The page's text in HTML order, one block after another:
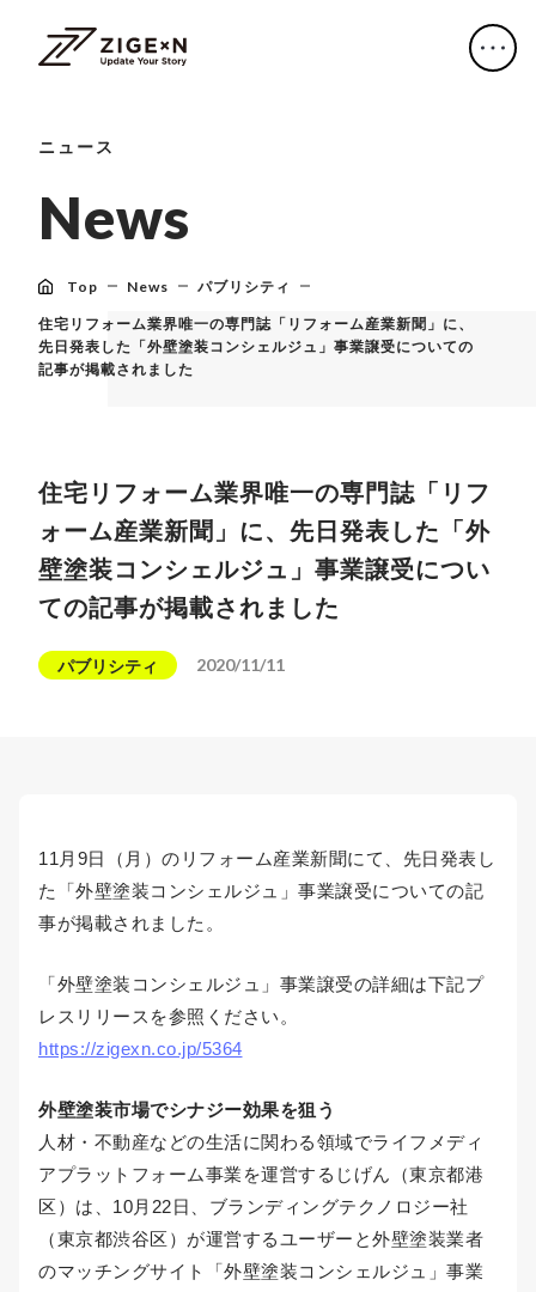
ニュース
News
Top News パブリシティ
住宅リフォーム業界唯一の専門誌「リフォーム産業新聞」に、
先日発表した「外壁塗装コンシェルジュ」事業譲受についての
記事が掲載されました
住宅リフォーム業界唯一の専門誌「リフ
ォーム産業新聞」に、先日発表した「外
壁塗装コンシェルジュ」事業譲受につい
ての記事が掲載されました
パブリシティ 2020/11/11
11月9日（月）のリフォーム産業新聞にて、先日発表し
た「外壁塗装コンシェルジュ」事業譲受についての記
事が掲載されました。
「外壁塗装コンシェルジュ」事業譲受の詳細は下記プ
レスリリースを参照ください。
https://zigexn.co.jp/5364
外壁塗装市場でシナジー効果を狙う
人材・不動産などの生活に関わる領域でライフメディ
アプラットフォーム事業を運営するじげん（東京都港
区）は、10月22日、ブランディングテクノロジー社
（東京都渋谷区）が運営するユーザーと外壁塗装業者
のマッチングサイト「外壁塗装コンシェルジュ」事業